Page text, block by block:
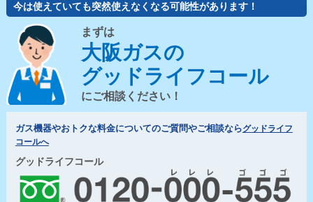
今は使えていても突然使えなくなる可能性があります！
まずは
大阪ガスの
グッドライフコール
にご相談ください！
ガス機器やおトクな料金についてのご質問やご相談ならグッドライフ
コールへ
グッドライフコール